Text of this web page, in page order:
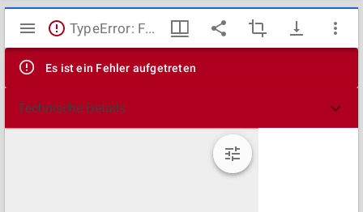
Mirador
Viewer
TypeError: Failed to fetch
Es ist ein Fehler aufgetreten
Technische Details